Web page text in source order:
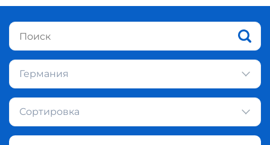
Германия
Сортировка